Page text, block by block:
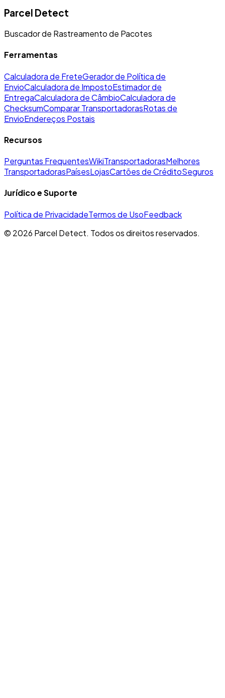
Parcel Detect
Buscador de Rastreamento de Pacotes
Ferramentas
Calculadora de FreteGerador de Política de
EnvioCalculadora de ImpostoEstimador de
EntregaCalculadora de CâmbioCalculadora de
ChecksumComparar TransportadorasRotas de
EnvioEndereços Postais
Recursos
Perguntas FrequentesWikiTransportadorasMelhores
TransportadorasPaísesLojasCartões de CréditoSeguros
Jurídico e Suporte
Política de PrivacidadeTermos de UsoFeedback
© 2026 Parcel Detect. Todos os direitos reservados.